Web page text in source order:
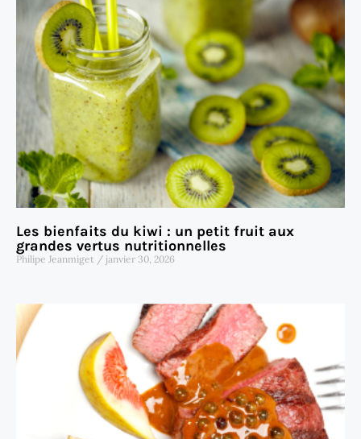
Les bienfaits du kiwi : un petit fruit aux
grandes vertus nutritionnelles
Philipe Jeanmiget janvier 30, 2026